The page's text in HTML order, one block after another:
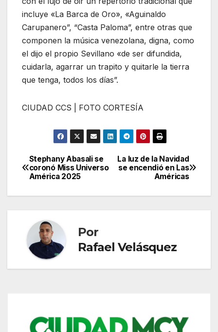
incluye «La Barca de Oro», «Aguinaldo
Carupanero”, “Casta Paloma”, entre otras que
componen la música venezolana, digna, como
el dijo el propio Sevillano «de ser difundida,
cuidarla, agarrar un trapito y quitarle la tierra
que tenga, todos los días”.
CIUDAD CCS | FOTO CORTESÍA
Navegación
de
La luz de la Navidad
se encendió en Las
Américas
Stephany Abasali se
coronó Miss Universo
América 2025
Por
Rafael Velásquez